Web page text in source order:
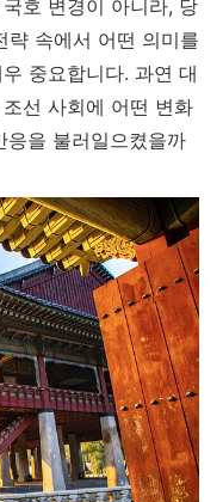
호 변경이 아니라, 당
략 속에서 어떤 의미를
중요합니다. 과연 대
선 사회에 어떤 변화
응을 불러일으켰을까